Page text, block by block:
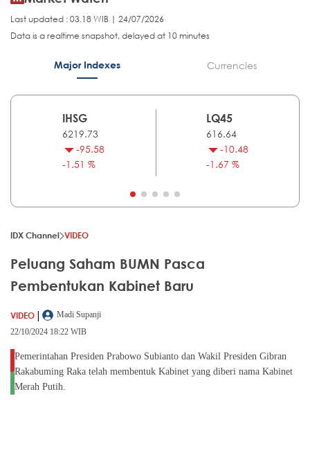
Last updated : 03.18 WIB | 24/07/2026
Data is a realtime snapshot, delayed at 10 minutes
Major Indexes Currencies
IHSG
6219.73
-95.58
-1.51 %
LQ45
616.64
-10.48
-1.67 %
IDX Channel VIDEO
Peluang Saham BUMN Pasca
Pembentukan Kabinet Baru
VIDEO |
Madi Supanji
22/10/2024 18:22 WIB
Pemerintahan Presiden Prabowo Subianto dan Wakil Presiden Gibran
Rakabuming Raka telah membentuk Kabinet yang diberi nama Kabinet
Merah Putih.